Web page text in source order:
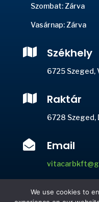
Szombat: Zárva
Vasárnap: Zárva
 Székhely
6725 Szeged,
 Raktár
6728 Szeged,
 Email
 Telefon
We use cookies to